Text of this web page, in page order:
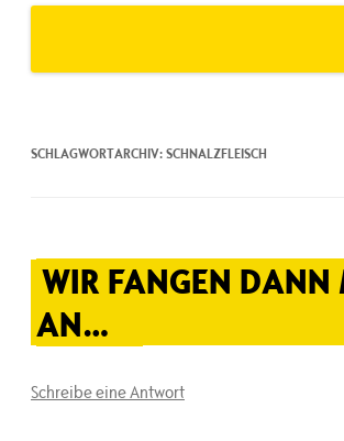
SCHLAGWORTARCHIV:SCHNALZFLEISCH
WIR FANGEN
AN…
Schreibe eine Antwort